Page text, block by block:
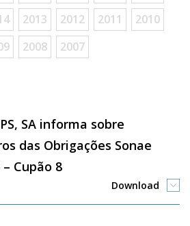
2013 2012 2011
2010
2008 2007
SA informa sobre
das Obrigações Sonae
Cupão 8
Download